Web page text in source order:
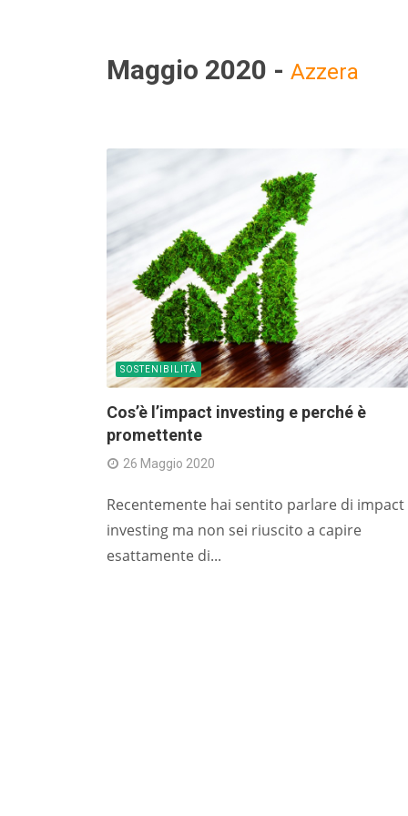
Maggio 2020 - Azzera
SOSTENIBILITÀ
Cos’è l’impact investing e perché è
promettente
26 Maggio 2020
Recentemente hai sentito parlare di impact
investing ma non sei riuscito a capire
esattamente di...